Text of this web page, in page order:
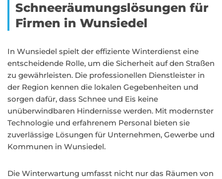
Schneeräumungslösungen für
Firmen in Wunsiedel
In Wunsiedel spielt der effiziente Winterdienst eine
entscheidende Rolle, um die Sicherheit auf den Straßen
zu gewährleisten. Die professionellen Dienstleister in
der Region kennen die lokalen Gegebenheiten und
sorgen dafür, dass Schnee und Eis keine
unüberwindbaren Hindernisse werden. Mit modernster
Technologie und erfahrenem Personal bieten sie
zuverlässige Lösungen für Unternehmen, Gewerbe und
Kommunen in Wunsiedel.
Die Winterwartung umfasst nicht nur das Räumen von